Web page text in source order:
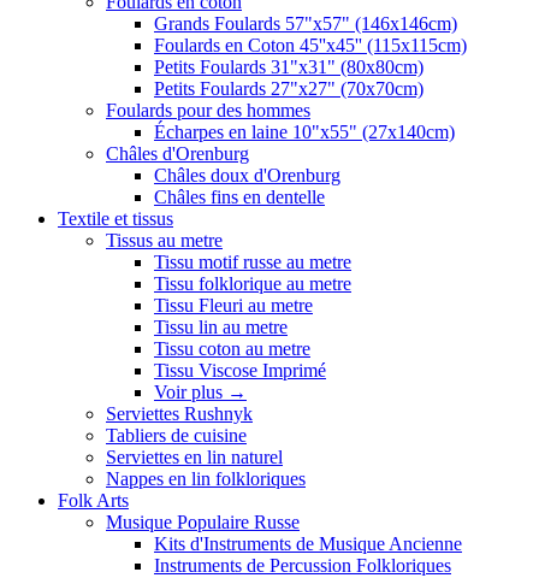
Grands Foulards 57"x57" (146x146cm)
Foulards en Coton 45''x45'' (115x115cm)
Petits Foulards 31"x31" (80x80cm)
Petits Foulards 27"x27" (70x70cm)
Foulards pour des hommes
Écharpes en laine 10"x55" (27x140cm)
Châles d'Orenburg
Châles doux d'Orenburg
Châles fins en dentelle
Textile et tissus
Tissus au metre
Tissu motif russe au metre
Tissu folklorique au metre
Tissu Fleuri au metre
Tissu lin au metre
Tissu coton au metre
Tissu Viscose Imprimé
Voir plus →
Serviettes Rushnyk
Tabliers de cuisine
Serviettes en lin naturel
Nappes en lin folkloriques
Folk Arts
Musique Populaire Russe
Kits d'Instruments de Musique Ancienne
Instruments de Percussion Folkloriques